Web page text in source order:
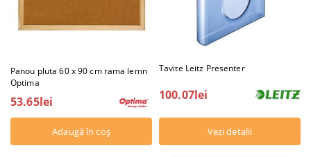
Panou pluta 60 x 90 cm rama lemn
Optima
53.65lei
Tavite Leitz Presenter
100.07lei
Vezi detalii